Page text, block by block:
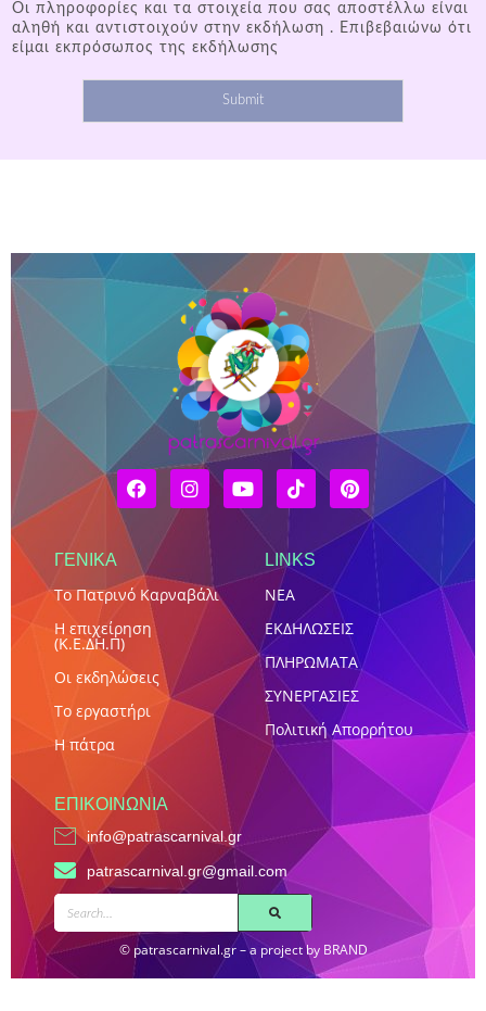
Οι πληροφορίες και τα στοιχεία που σας αποστέλλω είναι
αληθή και αντιστοιχούν στην εκδήλωση . Επιβεβαιώνω ότι
είμαι εκπρόσωπος της εκδήλωσης
Submit
ΓΕΝΙΚΑ
Το Πατρινό Καρναβάλι
Η επιχείρηση
(Κ.Ε.ΔΗ.Π)
Οι εκδηλώσεις
Το εργαστήρι
Η πάτρα
LINKS
NEA
ΕΚΔΗΛΩΣΕΙΣ
ΠΛΗΡΩΜΑΤΑ
ΣΥΝΕΡΓΑΣΙΕΣ
Πολιτική Απορρήτου
ΕΠΙΚΟΙΝΩΝΊΑ
info@patrascarnival.gr
patrascarnival.gr@gmail.com
SEARCH
© patrascarnival.gr – a project by BRAND